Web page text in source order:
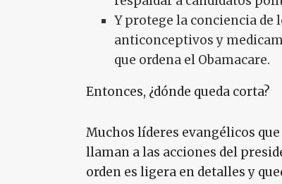
Y protege la conciencia
anticonceptivos y
que ordena el Obamacare.
Entonces, ¿dónde queda corta?
Muchos líderes evangélicos
llaman a las acciones del
orden es ligera en detalles y